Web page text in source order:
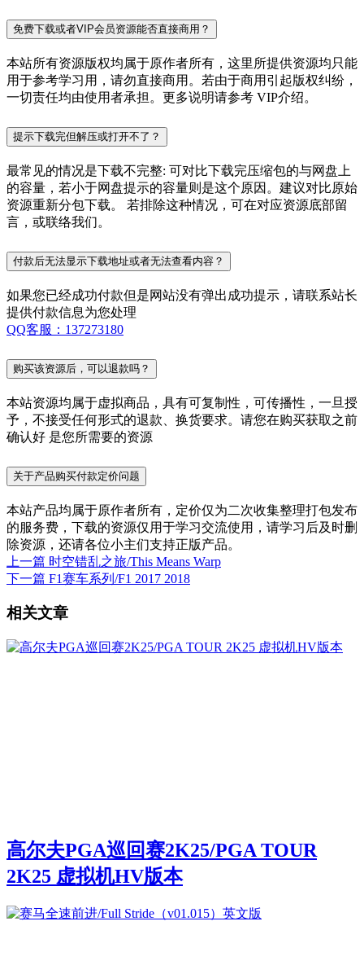
免费下载或者VIP会员资源能否直接商用？
本站所有资源版权均属于原作者所有，这里所提供资源均只能
用于参考学习用，请勿直接商用。若由于商用引起版权纠纷，
一切责任均由使用者承担。更多说明请参考 VIP介绍。
提示下载完但解压或打开不了？
最常见的情况是下载不完整: 可对比下载完压缩包的与网盘上
的容量，若小于网盘提示的容量则是这个原因。建议对比原始
资源重新分包下载。 若排除这种情况，可在对应资源底部留
言，或联络我们。
付款后无法显示下载地址或者无法查看内容？
如果您已经成功付款但是网站没有弹出成功提示，请联系站长
提供付款信息为您处理
QQ客服：137273180
购买该资源后，可以退款吗？
本站资源均属于虚拟商品，具有可复制性，可传播性，一旦授
予，不接受任何形式的退款、换货要求。请您在购买获取之前
确认好 是您所需要的资源
关于产品购买付款定价问题
本站产品均属于原作者所有，定价仅为二次收集整理打包发布
的服务费，下载的资源仅用于学习交流使用，请学习后及时删
除资源，还请各位小主们支持正版产品。
上一篇 时空错乱之旅/This Means Warp
下一篇 F1赛车系列/F1 2017 2018
相关文章
高尔夫PGA巡回赛2K25/PGA TOUR
2K25 虚拟机HV版本